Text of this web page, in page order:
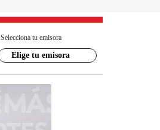
Selecciona tu emisora
Elige tu emisora